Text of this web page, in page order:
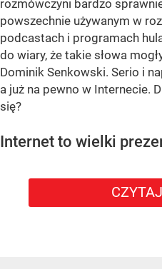
rozmówczyni bardzo
powszechnie używanym w
podcastach i programach
do wiary, że takie słowa
Dominik Senkowski. Serio i
a już na pewno w Internecie.
się?
Internet to wielki